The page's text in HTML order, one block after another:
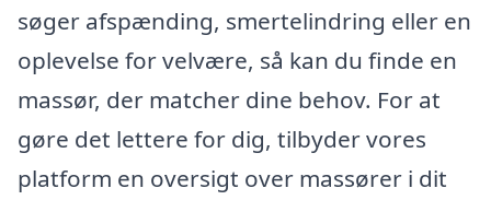
søger afspænding, smertelindring eller en
oplevelse for velvære, så kan du finde en
massør, der matcher dine behov. For at
gøre det lettere for dig, tilbyder vores
platform en oversigt over massører i dit